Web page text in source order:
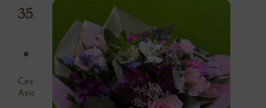
35,00
Cesta
Asia